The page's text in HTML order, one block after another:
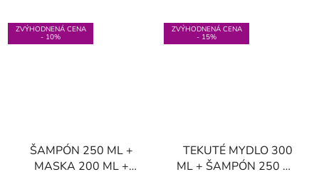
ZVÝHODNENÁ CENA
- 10%
ŠAMPÓN 250 ML +
MASKA 200 ML +
ZVÝHODNENÁ CENA
- 15%
TEKUTÉ MYDLO 300
ML + ŠAMPÓN 250 ML